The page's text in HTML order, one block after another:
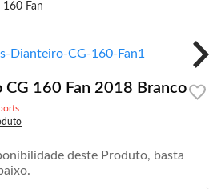
160 Fan
CG 160 Fan 2018 Branco
deste Produto, basta